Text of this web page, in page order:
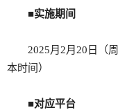
■实施期间
2025月2月20日（
本时间）
■对应平台